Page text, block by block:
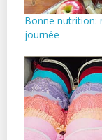
Bonne nutrition:
journée